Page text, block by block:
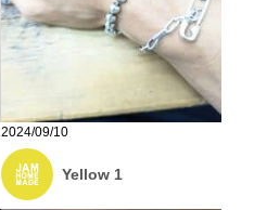
2024/09/10
Yellow 1